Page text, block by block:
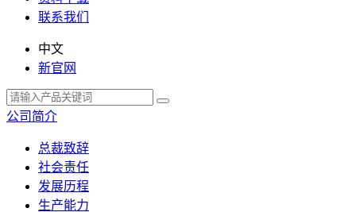
联系我们
中文
新官网
公司简介
总裁致辞
社会责任
发展历程
生产能力